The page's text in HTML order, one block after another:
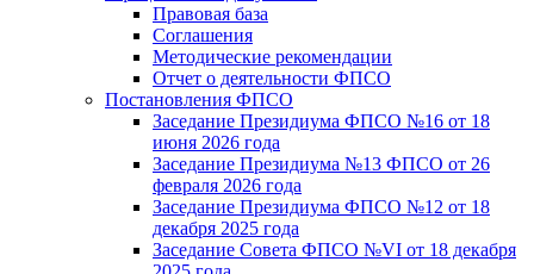
Правовая база
Соглашения
Методические рекомендации
Отчет о деятельности ФПСО
Постановления ФПСО
Заседание Президиума ФПСО №16 от 18
июня 2026 года
Заседание Президиума №13 ФПСО от 26
февраля 2026 года
Заседание Президиума ФПСО №12 от 18
декабря 2025 года
Заседание Совета ФПСО №VI от 18 декабря